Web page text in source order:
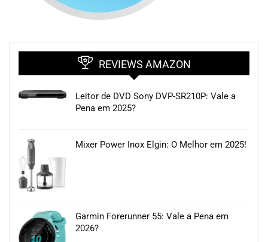
REVIEWS AMAZON
Leitor de DVD Sony DVP-SR210P: Vale a
Pena em 2025?
Mixer Power Inox Elgin: O Melhor em 2025!
Garmin Forerunner 55: Vale a Pena em
2026?